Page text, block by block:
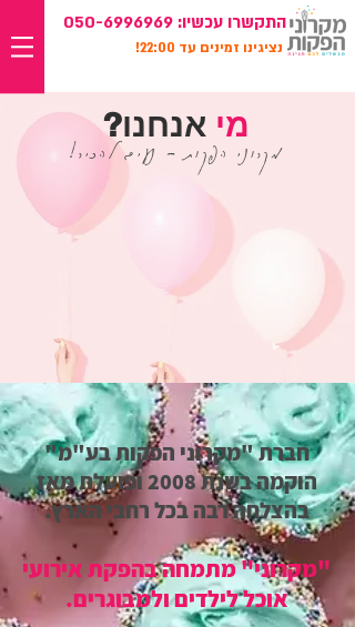
התקשרו עכשיו: 050-6996969
נציגינו זמינים עד 22:00!
מקרוני הפקות - נעים להכיר!
מי אנחנו?
חברת "מקרוני הפקות בע"מ"
הוקמה בשנת 2008 ופועלת מאז
בהצלחה רבה בכל רחבי הארץ.
"מקרוני" מתמחה בהפקת אירועי
אוכל לילדים ולמבוגרים.